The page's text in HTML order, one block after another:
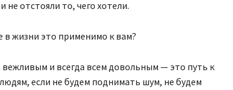
отстояли то, чего хотели.
в жизни это применимо к вам?
и всегда всем довольным — это путь к
если не будем поднимать шум, не будем